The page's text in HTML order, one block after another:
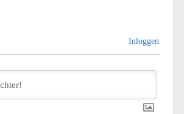
Inloggen